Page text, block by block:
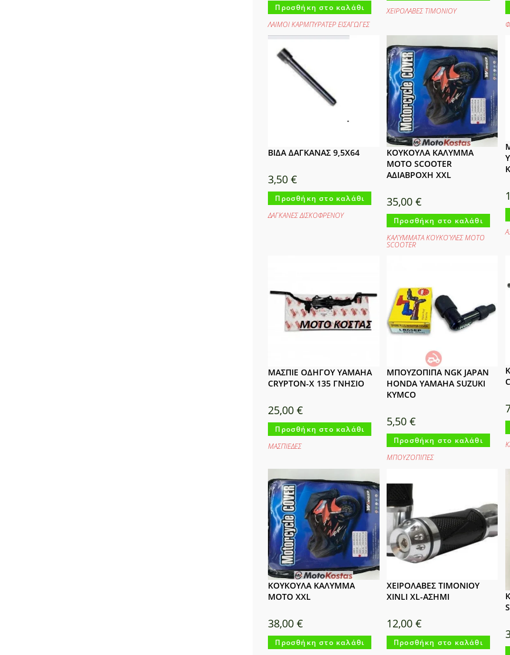
Προσθήκη στο καλάθι
ΛΑΙΜΟΙ ΚΑΡΜΠΥΡΑΤΕΡ ΕΙΣΑΓΩΓΕΣ
ΧΕΙΡΟΛΑΒΕΣ ΤΙΜΟΝΙΟΥ
ΒΙΔΑ ΔΑΓΚΑΝΑΣ 9,5Χ64
3,50€
Προσθήκη στο καλάθι
ΔΑΓΚΑΝΕΣ ΔΙΣΚΟΦΡΕΝΟΥ
ΚΟΥΚΟΥΛΑ ΚΑΛΥΜΜΑ
MOTO SCOOTER
ΑΔΙΑΒΡΟΧΗ XXL
35,00€
Προσθήκη στο καλάθι
ΚΑΛΎΜΜΑΤΑ ΚΟΥΚΟΎΛΕΣ ΜΟΤΟ
SCOOTER
ΜΑΣΠΙΕ ΟΔΗΓΟΥ YAMAHA
CRYPTON-Χ 135 ΓΝΗΣΙΟ
25,00€
Προσθήκη στο καλάθι
ΜΑΣΠΙΕΔΕΣ
ΜΠΟΥΖΟΠΙΠΑ NGK JAPAN
HONDA YAMAHA SUZUKI
KYMCO
5,50€
Προσθήκη στο καλάθι
ΜΠΟΥΖΟΠΙΠΕΣ
ΚΟΥΚΟΥΛΑ ΚΑΛΥΜΜΑ
MOTO XXL
38,00€
Προσθήκη στο καλάθι
ΧΕΙΡΟΛΑΒΕΣ ΤΙΜΟΝΙΟΥ
XINLI XL-ΑΣΗΜΙ
12,00€
Προσθήκη στο καλάθι